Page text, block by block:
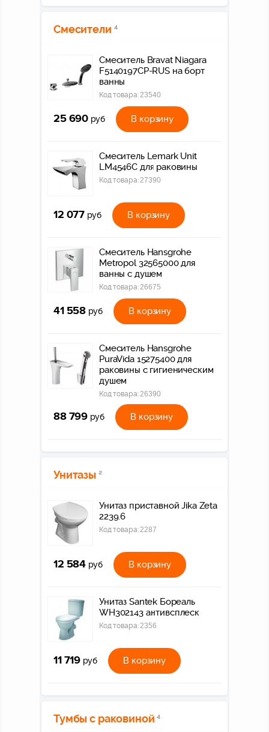
Смесители 4
Смеситель Bravat Niagara
F5140197CP-RUS на борт
ванны
Код товара:23540
25 690 руб В корзину
Смеситель Lemark Unit
LM4546C для раковины
Код товара:27390
12 077 руб В корзину
Смеситель Hansgrohe
Metropol 32565000 для
ванны с душем
Код товара:26675
41 558 руб В корзину
Смеситель Hansgrohe
PuraVida 15275400 для
раковины с гигиеническим
душем
Код товара:26390
88 799 руб В корзину
Унитазы 2
Унитаз приставной Jika Zeta
2239.6
Код товара:2287
12 584 руб В корзину
Унитаз Santek Бореаль
WH302143 антивсплеск
Код товара:2356
11 719 руб В корзину
Тумбы с раковиной 4